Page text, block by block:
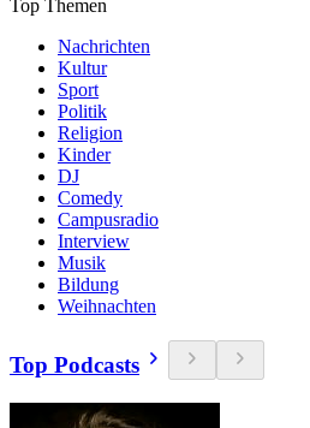
Top Themen
Nachrichten
Kultur
Sport
Politik
Religion
Kinder
DJ
Comedy
Campusradio
Interview
Musik
Bildung
Weihnachten
Top Podcasts